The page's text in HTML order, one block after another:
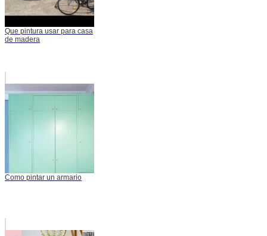
Que pintura usar para casa
de madera
Como pintar un armario